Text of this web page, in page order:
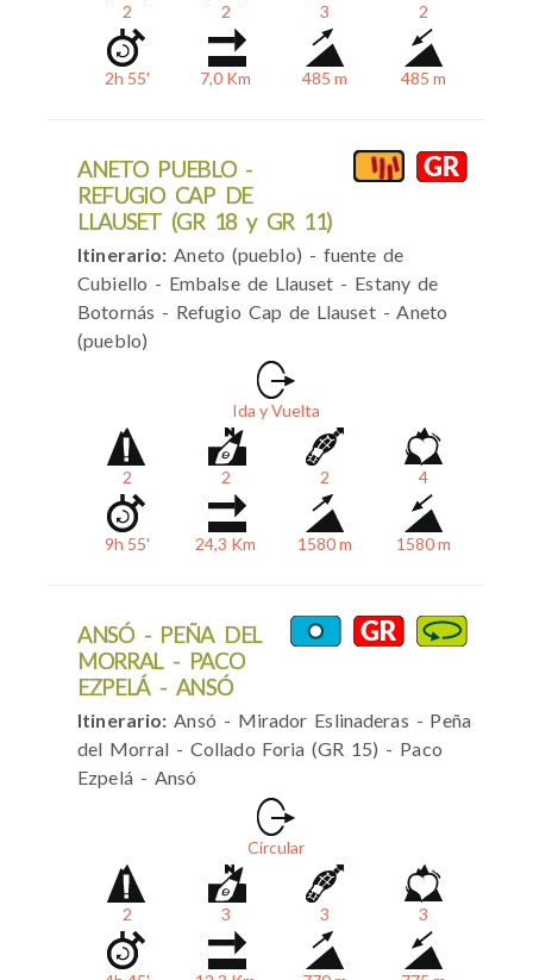
2 2 3 2
2h 55' 7,0 Km 485 m 485 m
ANETO PUEBLO -
REFUGIO CAP DE
LLAUSET (GR 18 y GR 11)
Itinerario: Aneto (pueblo) - fuente de
Cubiello - Embalse de Llauset - Estany de
Botornás - Refugio Cap de Llauset - Aneto
(pueblo)
Ida y Vuelta
2 2 2 4
9h 55' 24,3 Km 1580 m 1580 m
ANSÓ - PEÑA DEL
MORRAL - PACO
EZPELÁ - ANSÓ
Itinerario: Ansó - Mirador Eslinaderas - Peña
del Morral - Collado Foria (GR 15) - Paco
Ezpelá - Ansó
Circular
2 3 3 3